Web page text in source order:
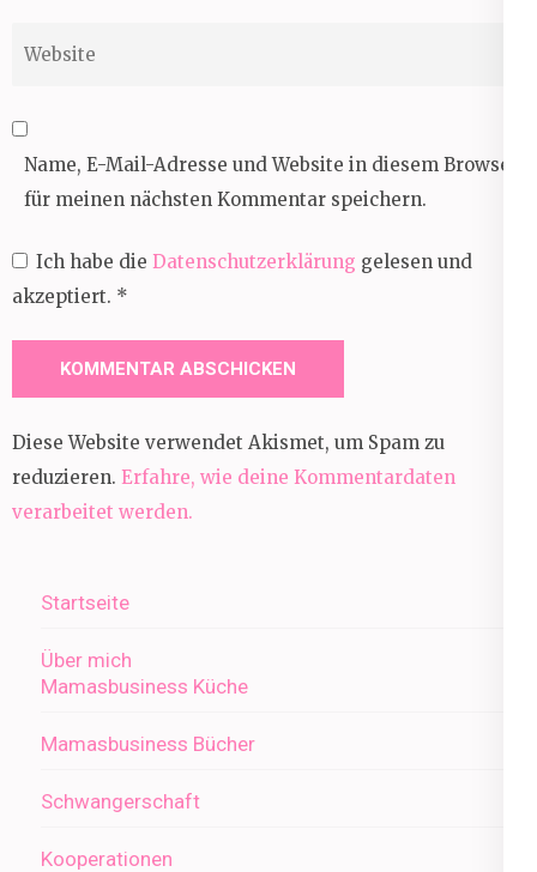
Name, E-Mail-Adresse und Website in diesem Browser
für meinen nächsten Kommentar speichern.
Ich habe die Datenschutzerklärung gelesen und
akzeptiert. *
Diese Website verwendet Akismet, um Spam zu
reduzieren. Erfahre, wie deine Kommentardaten
verarbeitet werden.
Startseite
Über mich
Mamasbusiness Küche
Mamasbusiness Bücher
Schwangerschaft
Kooperationen